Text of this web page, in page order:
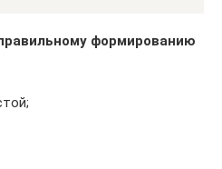
формированию